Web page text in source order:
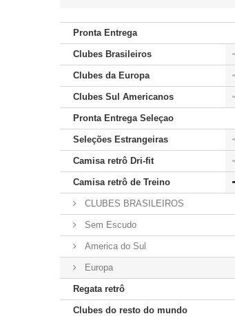
Pronta Entrega
Clubes Brasileiros
Clubes da Europa
Clubes Sul Americanos
Pronta Entrega Seleçao
Seleções Estrangeiras
Camisa retrô Dri-fit
Camisa retrô de Treino
CLUBES BRASILEIROS
Sem Escudo
America do Sul
Europa
Regata retrô
Clubes do resto do mundo